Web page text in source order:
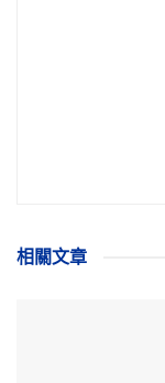
相關文章